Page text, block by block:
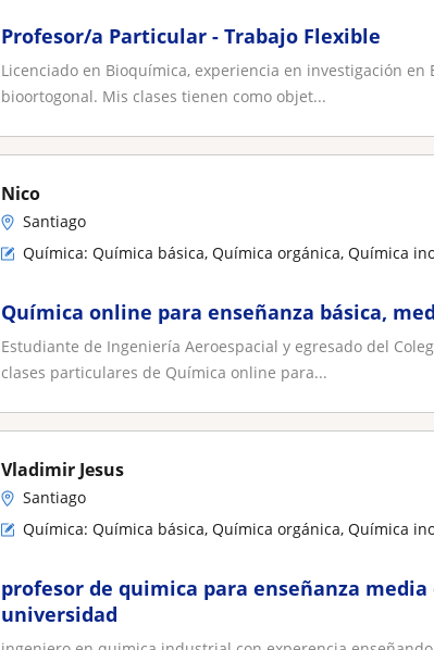
Profesor/a Particular - Trabajo Flexible
Licenciado en Bioquímica, experiencia en investigación en
bioortogonal. Mis clases tienen como objet...
Nico
Santiago
Química: Química básica, Química orgánica, Química
Química online para enseñanza básica,
Estudiante de Ingeniería Aeroespacial y egresado del
clases particulares de Química online para...
Vladimir Jesus
Santiago
Química: Química básica, Química orgánica, Química
profesor de quimica para enseñanza media
universidad